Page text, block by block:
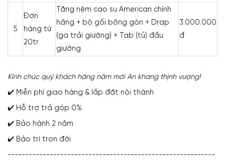
5
Đơn
hàng từ
20tr
Tặng nệm cao su American chính
hãng + bộ gối bông gòn + Drap
(ga trải giường) + Tab (tủ) đầu
giường
3.000.000
đ
Kính chúc quý khách hàng năm mới An khang thịnh vượng!
✔️ Miễn phí giao hàng & lắp đặt nội thành
✔️ Hỗ trợ trả góp 0%
✔️ Bảo hành 2 năm
✔️ Bảo trì trọn đời
-----------------------------------------------------------